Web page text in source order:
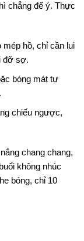
chẳng để ý. Thực
hồ, chỉ cần lui
đỡ sợ.
bóng mát tự
chiếu ngược,
chang chang,
không nhúc
bóng, chỉ 10